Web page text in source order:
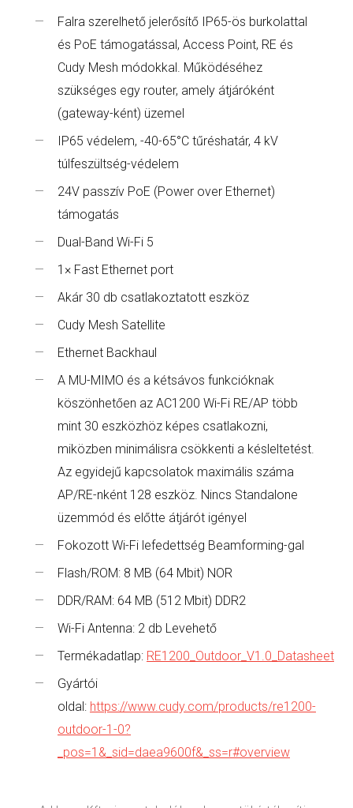
Falra szerelhető jelerősítő IP65-ös burkolattal
és PoE támogatással, Access Point, RE és
Cudy Mesh módokkal. Működéséhez
szükséges egy router, amely átjáróként
(gateway-ként) üzemel
IP65 védelem, -40-65°C tűréshatár, 4 kV
túlfeszültség-védelem
24V passzív PoE (Power over Ethernet)
támogatás
Dual-Band Wi-Fi 5
1× Fast Ethernet port
Akár 30 db csatlakoztatott eszköz
Cudy Mesh Satellite
Ethernet Backhaul
A MU-MIMO és a kétsávos funkcióknak
köszönhetően az AC1200 Wi-Fi RE/AP több
mint 30 eszközhöz képes csatlakozni,
miközben minimálisra csökkenti a késleltetést.
Az egyidejű kapcsolatok maximális száma
AP/RE-nként 128 eszköz. Nincs Standalone
üzemmód és előtte átjárót igényel
Fokozott Wi-Fi lefedettség Beamforming-gal
Flash/ROM: 8 MB (64 Mbit) NOR
DDR/RAM: 64 MB (512 Mbit) DDR2
Wi-Fi Antenna: 2 db Levehető
Termékadatlap: RE1200_Outdoor_V1.0_Datasheet
Gyártói
oldal: https://www.cudy.com/products/re1200-
outdoor-1-0?
_pos=1&_sid=daea9600f&_ss=r#overview